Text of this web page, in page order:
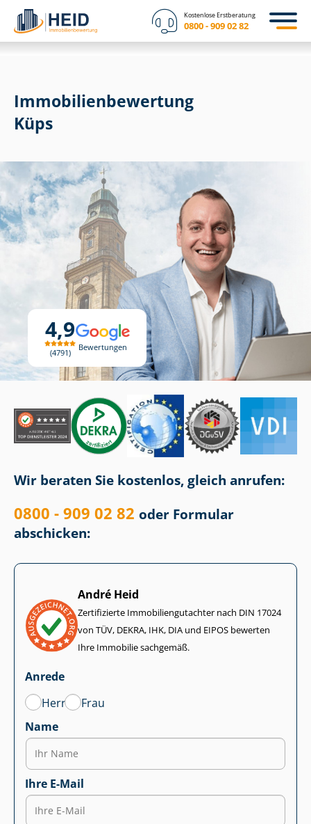
Kostenlose Erstberatung
0800 - 909 02 82
4,9
4791
Bewertungen
Immobilien­bewertung
Küps
Wir beraten Sie kostenlos, gleich anrufen:
0800 - 909 02 82 oder Formular
abschicken:
André Heid
Zertifizierte Im­mo­bi­li­en­gut­ach­ter nach DIN 17024
von TÜV, DEKRA, IHK, DIA und EIPOS bewerten
Ihre Immobilie sachgemäß.
Anrede
Herr
Frau
Name
Ihre E-Mail